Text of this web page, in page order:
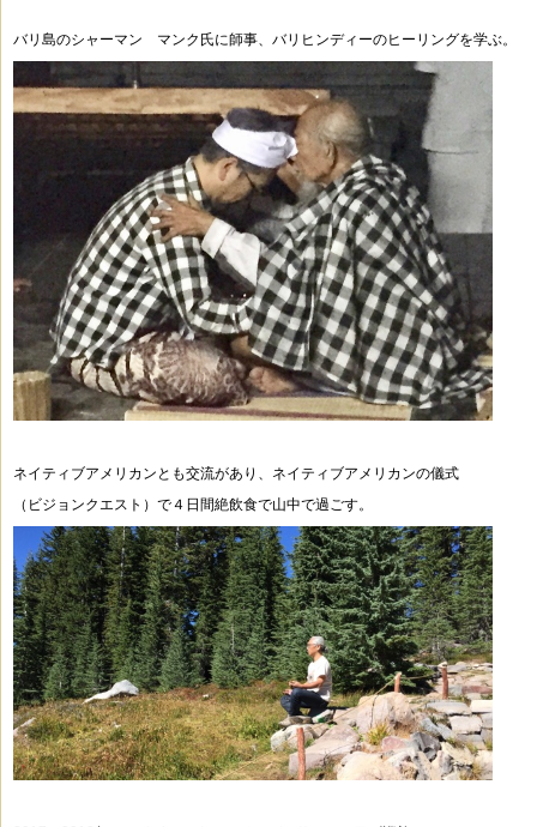
バリ島のシャーマン マンク氏に師事、 バリヒンディーのヒーリングを学ぶ。
ネイティブアメリカンとも交流があり、ネイティブアメリカンの儀式
（ビジョンクエスト）で４日間絶飲食で山中で過ごす。